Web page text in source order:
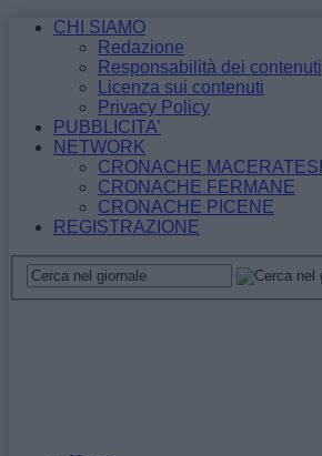
CHI SIAMO
Redazione
Responsabilità dei contenuti
Licenza sui contenuti
Privacy Policy
PUBBLICITA’
NETWORK
CRONACHE MACERATESI
CRONACHE FERMANE
CRONACHE PICENE
REGISTRAZIONE